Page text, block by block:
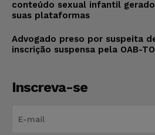
conteúdo sexual infantil
suas plataformas
Advogado preso por suspeita
inscrição suspensa pela OAB-TO
Inscreva-se